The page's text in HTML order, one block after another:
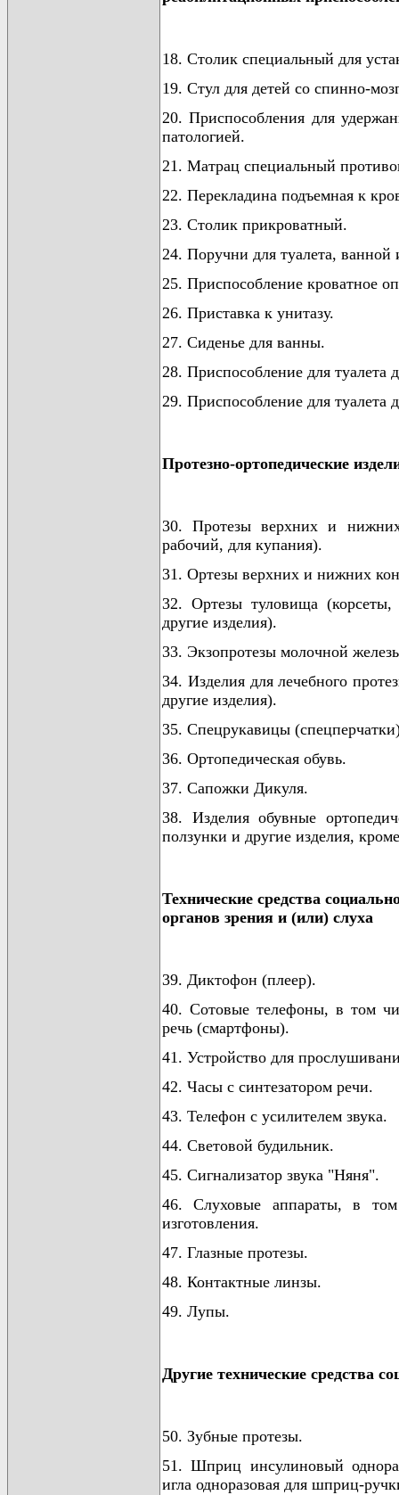
18. Столик специальный для
19. Стул для детей со спинно-
20. Приспособления для
патологией.
21. Матрац специальный
22. Перекладина подъемная к
23. Столик прикроватный.
24. Поручни для туалета,
25. Приспособление кроватное
26. Приставка к унитазу.
27. Сиденье для ванны.
28. Приспособление для туалета
29. Приспособление для туалета
Протезно-ортопедические
30. Протезы верхних и нижних
рабочий, для купания).
31. Ортезы верхних и нижних
32. Ортезы туловища (корсеты,
другие изделия).
33. Экзопротезы молочной
34. Изделия для лечебного
другие изделия).
35. Спецрукавицы
36. Ортопедическая обувь.
37. Сапожки Дикуля.
38. Изделия обувные
ползунки и другие изделия,
Технические средства
органов зрения и (или) слуха
39. Диктофон (плеер).
40. Сотовые телефоны, в том
речь (смартфоны).
41. Устройство для
42. Часы с синтезатором речи.
43. Телефон с усилителем звука.
44. Световой будильник.
45. Сигнализатор звука "Няня".
46. Слуховые аппараты, в
изготовления.
47. Глазные протезы.
48. Контактные линзы.
49. Лупы.
Другие технические средства
50. Зубные протезы.
51. Шприц инсулиновый
игла одноразовая для шприц-